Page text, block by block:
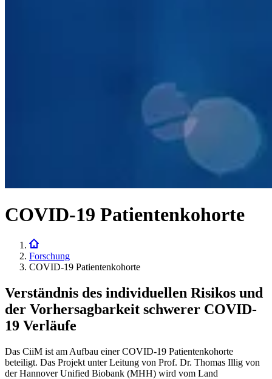
COVID-19 Patientenkohorte
Forschung
COVID-19 Patientenkohorte
Verständnis des individuellen Risikos und
der Vorhersagbarkeit schwerer COVID-
19 Verläufe
Das CiiM ist am Aufbau einer COVID-19 Patientenkohorte
beteiligt. Das Projekt unter Leitung von Prof. Dr. Thomas Illig von
der Hannover Unified Biobank (MHH) wird vom Land